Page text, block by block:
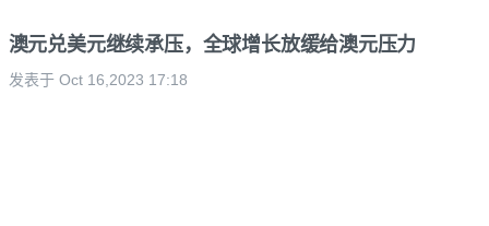
澳元兑美元继续承压，全球增长放缓给澳元压力
发表于 Oct 16,2023 17:18